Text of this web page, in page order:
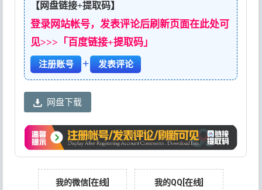
【网盘链接+提取码】
登录网站帐号，发表评论后刷新页面在此处可
见>>>「百度链接+提取码」
注册账号 + 发表评论
网盘下载
我的微信[在线]
我的QQ[在线]